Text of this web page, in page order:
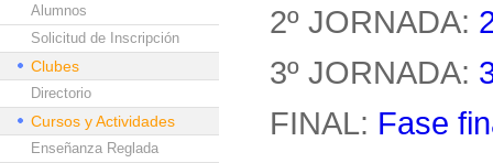
Alumnos
Solicitud de Inscripción
Clubes
Directorio
Cursos y Actividades
Enseñanza Reglada
2º JORNADA:
3º JORNADA:
FINAL: Fase